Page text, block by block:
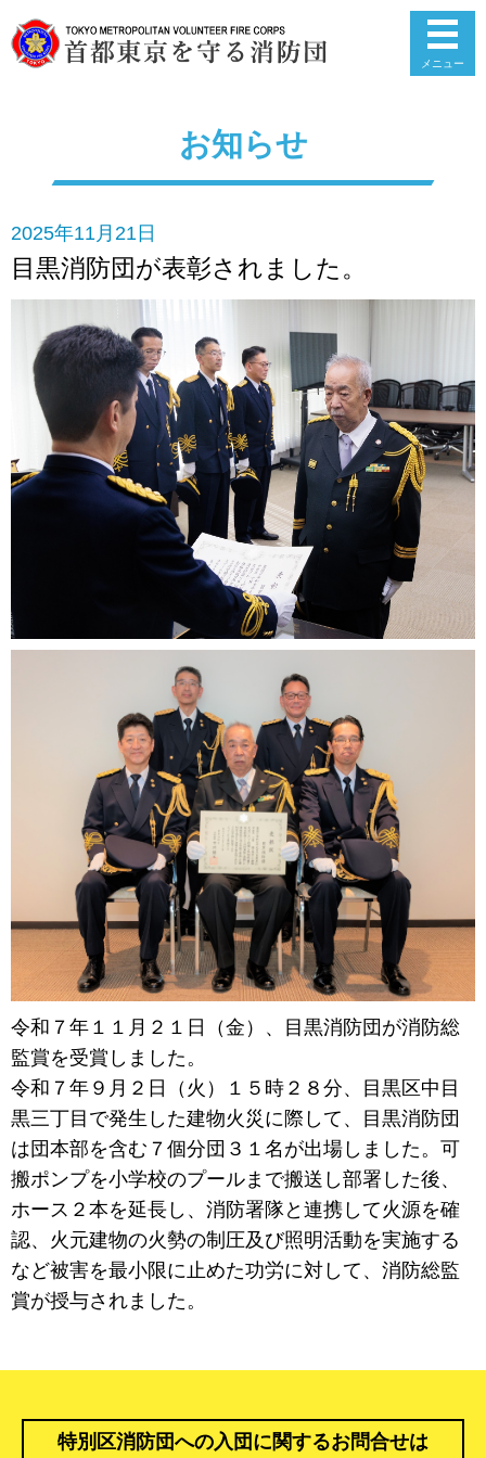
メニュー
お知らせ
2025年11月21日
目黒消防団が表彰されました。
令和７年１１月２１日（金）、目黒消防団が消防総
監賞を受賞しました。
令和７年９月２日（火）１５時２８分、目黒区中目
黒三丁目で発生した建物火災に際して、目黒消防団
は団本部を含む７個分団３１名が出場しました。可
搬ポンプを小学校のプールまで搬送し部署した後、
ホース２本を延長し、消防署隊と連携して火源を確
認、火元建物の火勢の制圧及び照明活動を実施する
など被害を最小限に止めた功労に対して、消防総監
賞が授与されました。
特別区消防団への入団に関するお問合せは